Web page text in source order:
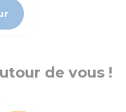
de vous !